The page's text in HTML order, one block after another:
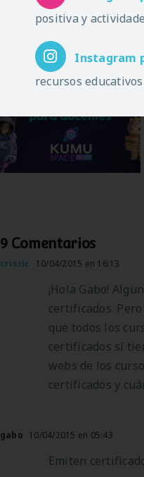
Artículos relacionados
Formación gratuita:
Artificial para
docentes
9 Comentarios
cristic 10/04/2015 en 16:13
¡Hola Gabo!
certificados.
que todos los
certificados sí
webs de los
certificados y
gabo 10/04/2015 en 05:43
Emiten
positiva y
Instagram
recursos